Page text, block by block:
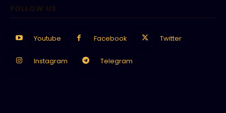
FOLLOW US
Youtube Facebook Twitter
Instagram Telegram